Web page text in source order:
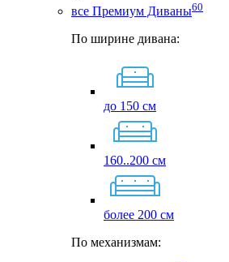
все Премиум Диваны60
По ширине дивана:
до 150 см
160..200 см
более 200 см
По механизмам: